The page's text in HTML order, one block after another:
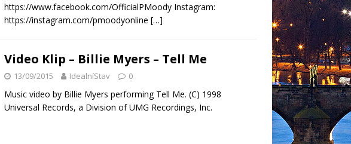
https://www.facebook.com/OfficialPMoody Instagram:
https://instagram.com/pmoodyonline […]
Video Klip – Billie Myers – Tell Me
13/09/2015 IdealníStav 0
Music video by Billie Myers performing Tell Me. (C) 1998
Universal Records, a Division of UMG Recordings, Inc.